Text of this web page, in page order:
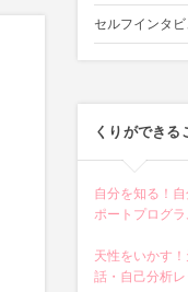
セルフインタ
くりができる
自分を知る！
ポートプログラ
天性をいかす
話・自己分析